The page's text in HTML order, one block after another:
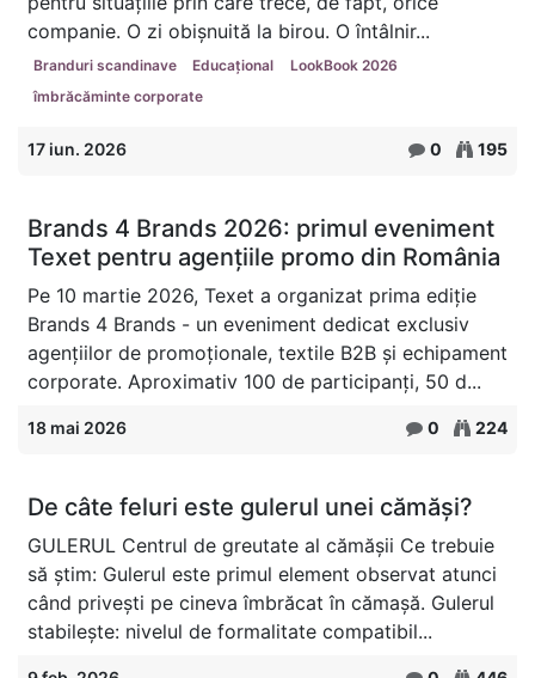
companie. O zi obișnuită la birou. O întâlnir...
Branduri scandinave Educațional
LookBook 2026
îmbrăcăminte corporate
17 iun. 2026 0 195
Brands 4 Brands 2026: primul eveniment
Texet pentru agențiile promo din România
Pe 10 martie 2026, Texet a organizat prima ediție
Brands 4 Brands - un eveniment dedicat exclusiv
agențiilor de promoționale, textile B2B și echipament
corporate. Aproximativ 100 de participanți, 50 d...
18 mai 2026 0 224
De câte feluri este gulerul unei cămăși?
GULERUL Centrul de greutate al cămășii Ce trebuie
să știm: Gulerul este primul element observat atunci
când privești pe cineva îmbrăcat în cămașă. Gulerul
stabilește: nivelul de formalitate compatibil...